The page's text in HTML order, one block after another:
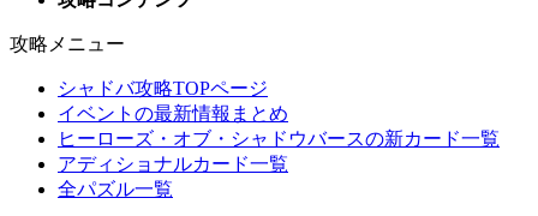
攻略メニュー
シャドバ攻略TOPページ
イベントの最新情報まとめ
ヒーローズ・オブ・シャドウバースの新カード一覧
アディショナルカード一覧
全パズル一覧